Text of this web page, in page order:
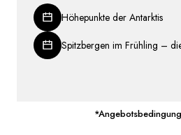
Höhepunkte der Antarktis
Spitzbergen im Frühling –